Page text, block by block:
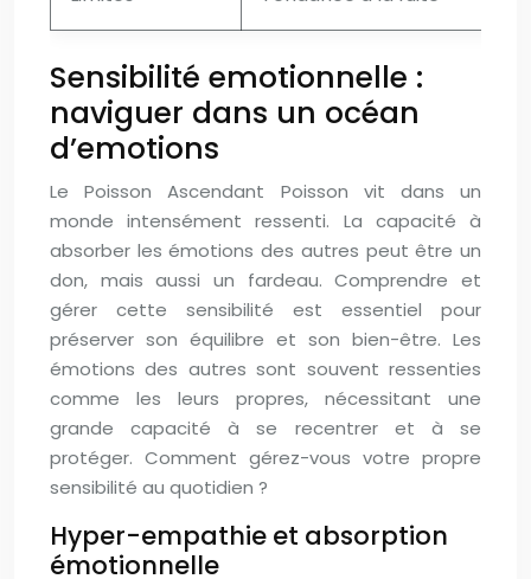
Sensibilité emotionnelle :
naviguer dans un océan
d’emotions
Le Poisson Ascendant Poisson vit dans un
monde intensément ressenti. La capacité à
absorber les émotions des autres peut être un
don, mais aussi un fardeau. Comprendre et
gérer cette sensibilité est essentiel pour
préserver son équilibre et son bien-être. Les
émotions des autres sont souvent ressenties
comme les leurs propres, nécessitant une
grande capacité à se recentrer et à se
protéger. Comment gérez-vous votre propre
sensibilité au quotidien ?
Hyper-empathie et absorption
émotionnelle